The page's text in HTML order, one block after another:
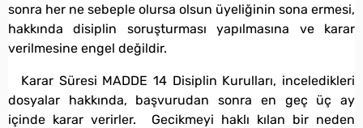
sonra her ne sebeple olursa olsun üyeliğinin sona ermesi,
hakkında disiplin soruşturması yapılmasına ve karar
verilmesine engel değildir.
Karar Süresi MADDE 14 Disiplin Kurulları, inceledikleri
dosyalar hakkında, başvurudan sonra en geç üç ay
içinde karar verirler. Gecikmeyi haklı kılan bir neden